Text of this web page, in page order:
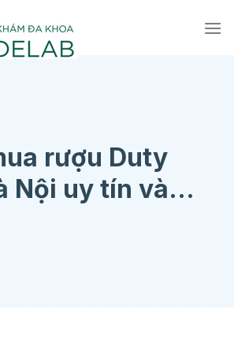
rượu Duty
Nội uy tín và